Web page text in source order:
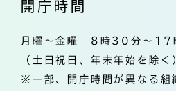
開庁時間
月曜～金曜 8時30分～17
（土日祝日、年末年始を除く
※一部、開庁時間が異なる組